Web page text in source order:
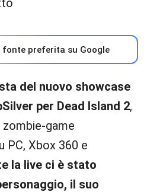
fonte preferita su Google
del nuovo showcase
per Dead Island 2,
game
PC, Xbox 360 e
la live ci è stato
il suo